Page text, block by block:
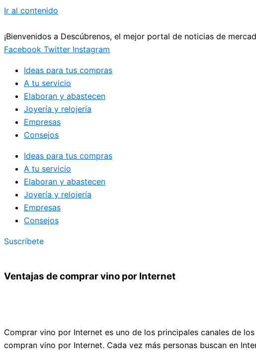
Ir al contenido
¡Bienvenidos a Descúbrenos, el mejor portal de noticias de
Facebook Twitter Instagram
Ideas para tus compras
A tu servicio
Elaboran y abastecen
Joyería y relojería
Empresas
Consejos
Ideas para tus compras
A tu servicio
Elaboran y abastecen
Joyería y relojería
Empresas
Consejos
Suscríbete
Ventajas de comprar vino por Internet
Comprar vino por Internet es uno de los principales canales de
compran vino por Internet. Cada vez más personas buscan en